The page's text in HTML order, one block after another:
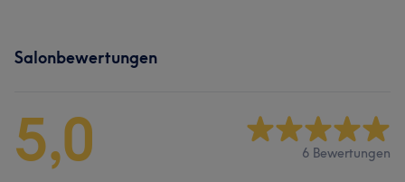
Salonbewertungen
5,0 6 Bewertungen